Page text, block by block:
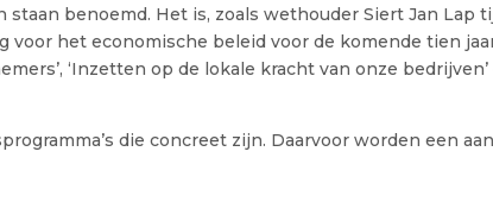
benoemd. Het is, zoals wethouder Siert Jan Lap
voor het economische beleid voor de komende tien
‘Inzetten op de lokale kracht van onze bedrijven’
die concreet zijn. Daarvoor worden een